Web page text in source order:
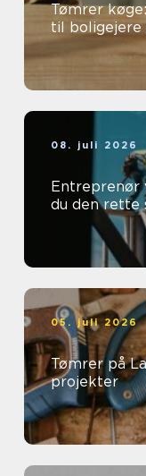
Tømrer
til boligejere
08. juli 2026
Entreprenør
du den rette
05. juli 2026
Tømrer på
projekter